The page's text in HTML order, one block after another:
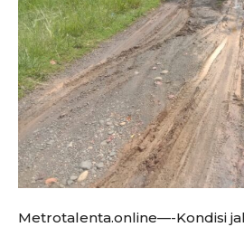
Metrotalenta.online—-Kondisi